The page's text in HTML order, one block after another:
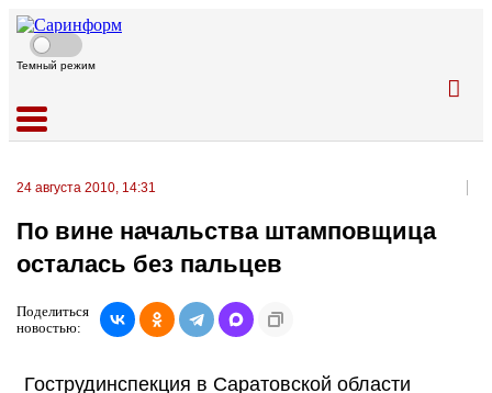
Темный режим
24 августа 2010, 14:31
По вине начальства штамповщица
осталась без пальцев
Поделиться
новостью:
Гострудинспекция в Саратовской области